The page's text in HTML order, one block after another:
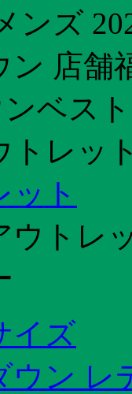
ンズ
ン 店舗
ベス
トレッ
ット
ウトレ
イズ
ウン レ